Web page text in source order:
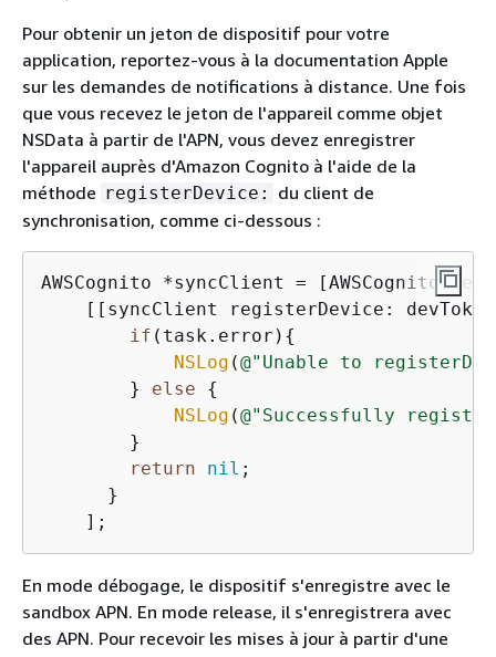
Pour obtenir un jeton de dispositif pour votre
application, reportez-vous à la documentation Apple
sur les demandes de notifications à distance. Une fois
que vous recevez le jeton de l'appareil comme objet
NSData à partir de l'APN, vous devez enregistrer
l'appareil auprès d'Amazon Cognito à l'aide de la
méthode registerDevice:
du client de
synchronisation, comme ci-dessous :
AWSCognito *syncClient = [AWSCognito
[[syncClient registerDevice:
if (task.error) {
NSLog (@"Unable to
        }
else
{
NSLog (@"Successfully
        }
return
nil ;
      }
    ];
En mode débogage, le dispositif s'enregistre avec le
sandbox APN. En mode release, il s'enregistrera avec
des APN. Pour recevoir les mises à jour à partir d'une